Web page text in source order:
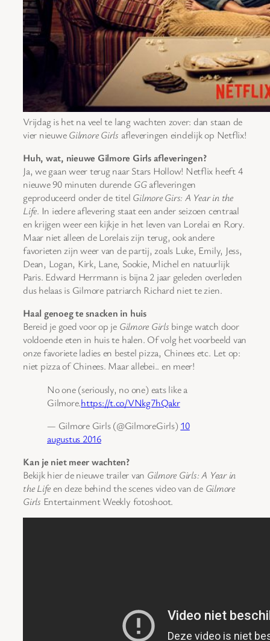
Vrijdag is het na veel te lang wachten zover: dan staan de
vier nieuweGilmore Girls afleveringen eindelijk op Netflix!
Huh, wat, nieuwe Gilmore Girls afleveringen?
Ja, we gaan weer terug naar Stars Hollow! Netflix heeft 4
nieuwe 90 minuten durende GGafleveringen
geproduceerd onder de titel Gilmore Girs: A Year in the
Life. In iedere aflevering staat een ander seizoen centraal
en krijgen weer een kijkje in het leven van Lorelai en Rory.
Maar niet alleen de Lorelais zijn terug, ook andere
favorieten zijn weer van de partij, zoals Luke, Emily, Jess,
Dean, Logan, Kirk, Lane, Sookie, Michel en natuurlijk
Paris. Edward Herrmann is bijna 2 jaar geleden overleden
dus helaas is Gilmore patriarch Richard niet te zien.
Haal genoeg te snacken in huis
Bereid je goed voor op je Gilmore Girls binge watch door
voldoende eten in huis te halen. Of volg het voorbeeld van
onze favoriete ladies en bestel pizza, Chinees etc. Let op:
niet pizza of Chinees. Maar allebei.. en meer!
No one (seriously, no one) eats like a
Gilmore.https://t.co/VNkg7hQakr
— Gilmore Girls (@GilmoreGirls) 10
augustus 2016
Kan je niet meer wachten?
Bekijk hier de nieuwe trailer van Gilmore Girls: A Year in
the Lifeen deze behind the scenes video van de Gilmore
Girls Entertainment Weekly fotoshoot.